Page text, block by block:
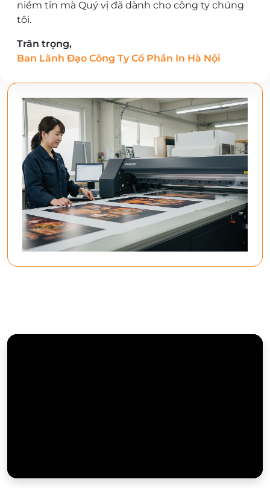
niềm tin mà Quý vị đã dành cho công ty chúng
tôi.
Trân trọng,
Ban Lãnh Đạo Công Ty Cổ Phần In Hà Nội